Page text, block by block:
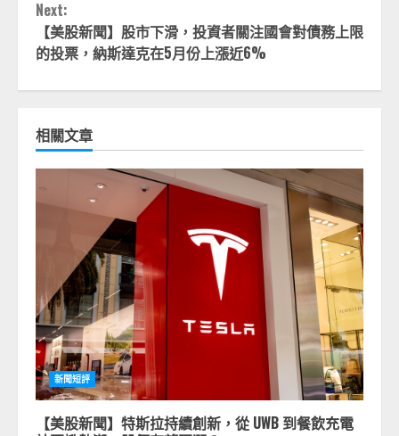
Next:
【美股新聞】股市下滑，投資者關注國會對債務上限
的投票，納斯達克在5月份上漲近6%
相關文章
新聞短評
【美股新聞】特斯拉持續創新，從 UWB 到餐飲充電